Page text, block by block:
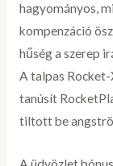
hagyományos,
kompenzáció
hűség a szerep
A talpas
tanúsít
tiltott be